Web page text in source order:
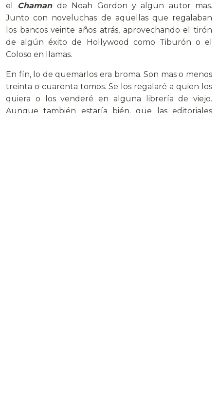
el Chamande Noah Gordon y algun autor mas.
Junto con noveluchas de aquellas que regalaban
los bancos veinte años atrás, aprovechando el tirón
de algún éxito de Hollywood como Tiburón o el
Coloso en llamas.
En fín, lo de quemarlos era broma. Son mas o menos
treinta o cuarenta tomos. Se los regalaré a quien los
quiera o los venderé en alguna librería de viejo.
Aunque también estaría bién, que las editoriales